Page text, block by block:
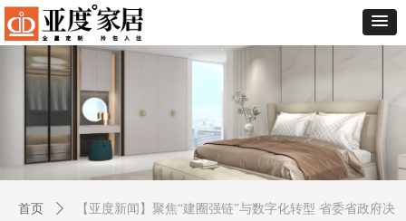
首页 ꄲ 【亚度新闻】聚焦“建圈强链”与数字化转型 省委省政府决